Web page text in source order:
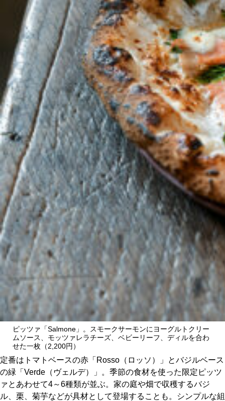
ピッツァ「Salmone」。スモークサーモンにヨーグルトクリー
ムソース、モッツァレラチーズ、ベビーリーフ、ディルを合わ
せた一枚（2,200円）
定番はトマトベースの赤「Rosso（ロッソ）」とバジルベース
の緑「Verde（ヴェルデ）」。季節の食材を使った限定ピッツ
ァとあわせて4～6種類が並ぶ。家の庭や畑で収穫するバジ
ル、栗、菊芋などが具材として登場することも。シンプルな組